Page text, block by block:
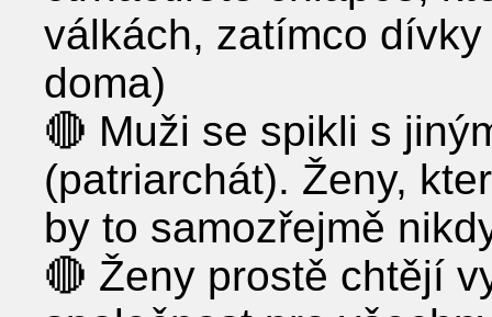
válkách, zatímco
doma)
🔴 Muži se spikli s
(patriarchát). Ženy,
by to samozřejmě
🔴 Ženy prostě chtějí